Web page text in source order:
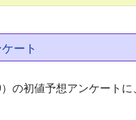
ート
の初値予想アンケートに